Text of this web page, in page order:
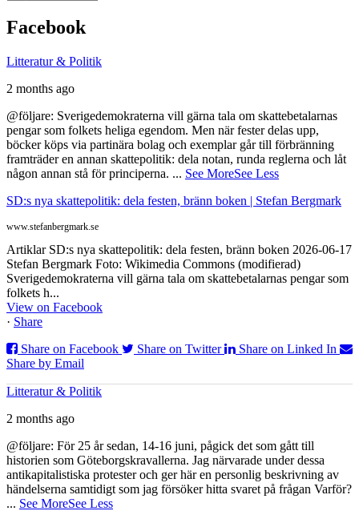
Facebook
Litteratur & Politik
2 months ago
@följare: Sverigedemokraterna vill gärna tala om skattebetalarnas
pengar som folkets heliga egendom. Men när fester delas upp,
böcker köps via partinära bolag och exemplar går till förbränning
framträder en annan skattepolitik: dela notan, runda reglerna och låt
någon annan stå för principerna. ... See MoreSee Less
SD:s nya skattepolitik: dela festen, bränn boken | Stefan Bergmark
www.stefanbergmark.se
Artiklar SD:s nya skattepolitik: dela festen, bränn boken 2026-06-17
Stefan Bergmark Foto: Wikimedia Commons (modifierad)
Sverigedemokraterna vill gärna tala om skattebetalarnas pengar som
folkets h...
View on Facebook
· Share
Share on Facebook
Share on Twitter
Share on Linked In
Share by Email
Litteratur & Politik
2 months ago
@följare: För 25 år sedan, 14-16 juni, pågick det som gått till
historien som Göteborgskravallerna. Jag närvarade under dessa
antikapitalistiska protester och ger här en personlig beskrivning av
händelserna samtidigt som jag försöker hitta svaret på frågan Varför?
... See MoreSee Less